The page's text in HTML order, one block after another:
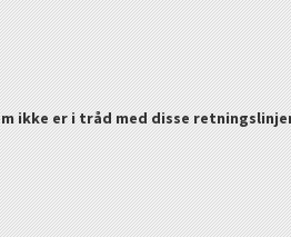
ikke er i tråd med disse